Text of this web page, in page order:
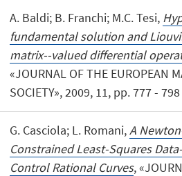
A. Baldi; B. Franchi; M.C. Tesi,
fundamental solution and
matrix--valued differential
«JOURNAL OF THE EUROPEAN
SOCIETY», 2009, 11, pp. 777 -
G. Casciola; L. Romani,A
Constrained Least-Squares
Control Rational Curves,